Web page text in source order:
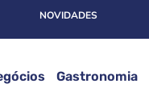
NOVIDADES
Gastronomia